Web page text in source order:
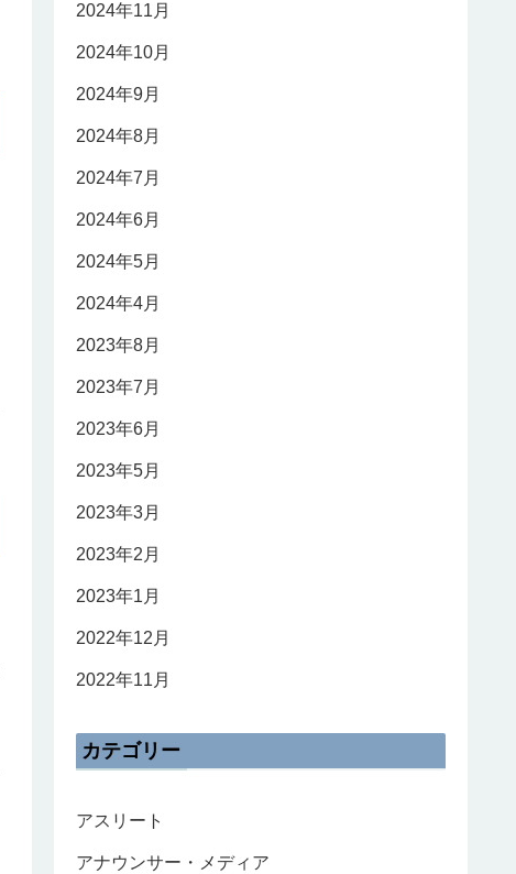
2024年11月
2024年10月
2024年9月
2024年8月
2024年7月
2024年6月
2024年5月
2024年4月
2023年8月
2023年7月
2023年6月
2023年5月
2023年3月
2023年2月
2023年1月
2022年12月
2022年11月
カテゴリー
アスリート
アナウンサー・メディア